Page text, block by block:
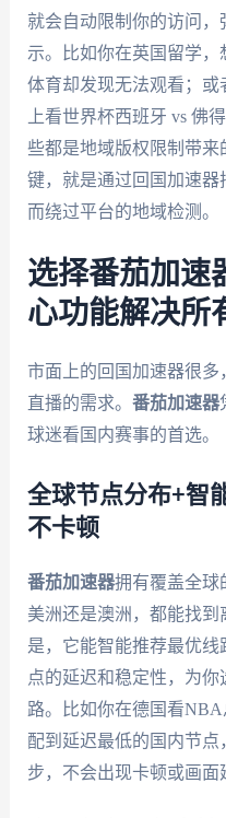
就会自动限制你的访问，
示。比如你在英国留学，
体育却发现无法观看；
上看世界杯西班牙 vs 佛
些都是地域版权限制带
键，就是通过回国加速器
而绕过平台的地域检测。
选择番茄加速
心功能解决所
市面上的回国加速器很
直播的需求。 番茄加速器
球迷看国内赛事的首选。
全球节点分布+智
不卡顿
番茄加速器拥有覆盖全球
美洲还是澳洲，都能找
是，它能智能推荐最优
点的延迟和稳定性，为
路。比如你在德国看NBA
配到延迟最低的国内节点
步，不会出现卡顿或画面